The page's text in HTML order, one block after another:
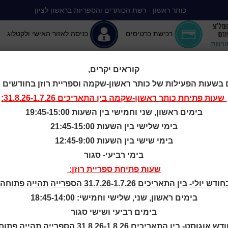
כותר ראשון - רשת הכותרים והספריות בראשון לציון
רכישת כרטיסים כניסה לאזור האישי ולקטלוג
ללא הפסקה המומלצים שלנו אירועים ופעילויות מידע ראשון: מרכז
הפרשה
גיליון 5, עמ' 42-43, 46, 50.
קוראים יקרים,
בשעות הפעילות של כותר ראשון-שקמה וספריית רוזן בחודשים יולי-
שעות פתיחת כותר ראשון-שקמה בין התאריכים 31.8.26-1.7.26:
בימים ראשון, שני וחמישי בין השעות 19:45-15:00
בימי שלישי בין השעות 21:45-15:00
בימי שישי בין השעות 12:45-9:00
בימי רביעי- סגור
שעות פתיחת ספריית רוזן:
יולי- בין התאריכים 31.7.26-1.7.26 הספרייה תהייה פתוחה:
בימים ראשון, שני, שלישי וחמישי: 18:45-14:00
בימים רביעי ושישי סגור
אוגוסט- בין התאריכים 31.8.26-1.8.26 הספרייה תהייה פתוחה: